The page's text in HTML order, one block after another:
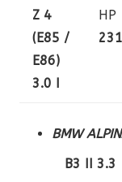
Z 4
(E85 /
E86)
3.0 I
HP
231
BMW
B3 II 3.3